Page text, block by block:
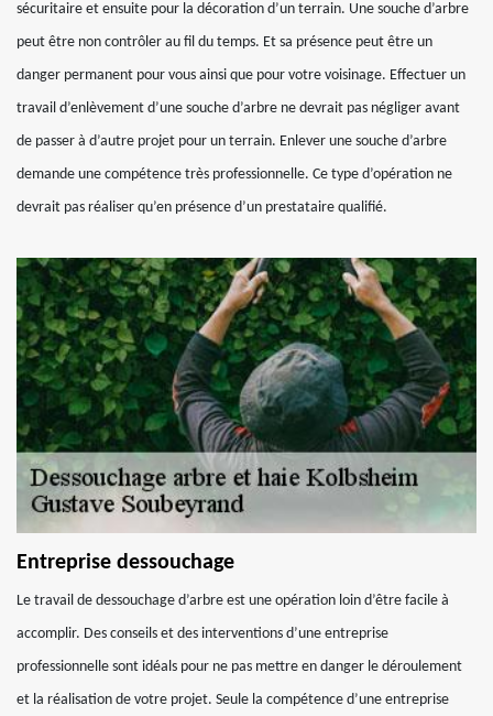
sécuritaire et ensuite pour la décoration d’un terrain. Une souche d’arbre
peut être non contrôler au fil du temps. Et sa présence peut être un
danger permanent pour vous ainsi que pour votre voisinage. Effectuer un
travail d’enlèvement d’une souche d’arbre ne devrait pas négliger avant
de passer à d’autre projet pour un terrain. Enlever une souche d’arbre
demande une compétence très professionnelle. Ce type d’opération ne
devrait pas réaliser qu’en présence d’un prestataire qualifié.
Entreprise dessouchage
Le travail de dessouchage d’arbre est une opération loin d’être facile à
accomplir. Des conseils et des interventions d’une entreprise
professionnelle sont idéals pour ne pas mettre en danger le déroulement
et la réalisation de votre projet. Seule la compétence d’une entreprise